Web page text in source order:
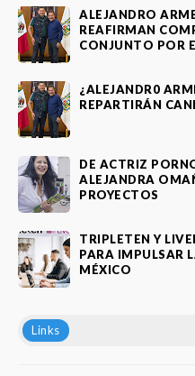
ALEJANDRO
REAFIRMAN
CONJUNTO POR
¿ALEJANDR0
REPARTIRÁN
DE ACTRIZ
ALEJANDRA
PROYECTOS
TRIPLETEN Y
PARA IMPULSAR
MÉXICO
Links